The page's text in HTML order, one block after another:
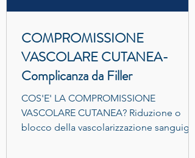
COMPROMISSIONE
VASCOLARE CUTANEA-
Complicanza da Filler
COS'E' LA COMPROMISSIONE
VASCOLARE CUTANEA? Riduzione o
blocco della vascolarizzazione sanguigna